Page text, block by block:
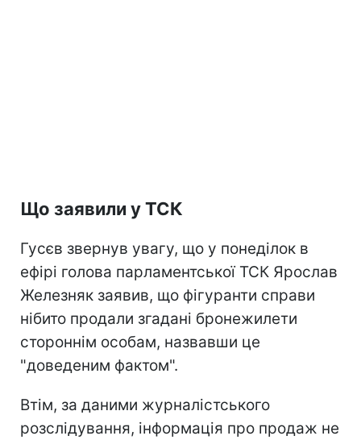
Що заявили у ТСК
Гусєв звернув увагу, що у понеділок в
ефірі голова парламентської ТСК Ярослав
Железняк заявив, що фігуранти справи
нібито продали згадані бронежилети
стороннім особам, назвавши це
"доведеним фактом".
Втім, за даними журналістського
розслідування, інформація про продаж не